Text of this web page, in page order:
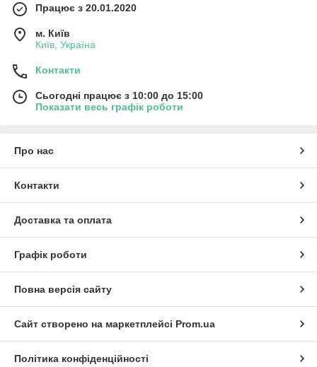
Працює з 20.01.2020
м. Київ
Київ, Україна
Контакти
Сьогодні працює з 10:00 до 15:00
Показати весь графік роботи
Про нас
Контакти
Доставка та оплата
Графік роботи
Повна версія сайту
Сайт створено на маркетплейсі Prom.ua
Політика конфіденційності